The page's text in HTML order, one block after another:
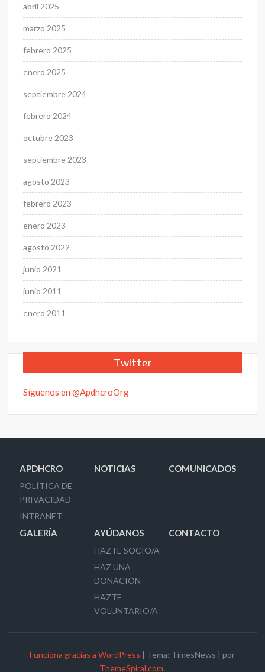
abril 2025
marzo 2025
febrero 2025
enero 2025
septiembre 2024
febrero 2024
octubre 2023
septiembre 2023
agosto 2023
febrero 2023
enero 2023
agosto 2022
junio 2021
junio 2011
enero 2011
Twitter
Síguenos en @ApdhcroOrg
APDHCRO
POLÍTICA DE
PRIVACIDAD
INTRANET
NOTICIAS COMUNICADOS
GALERÍA AYÚDANOS
HAZTE SOCIO/A
HAZ UNA
DONACIÓN
HAZTE
VOLUNTARIO/A
CONTACTO
Funciona gracias a WordPress | Tema: TimesNews | por
ThemeSpiral.com.